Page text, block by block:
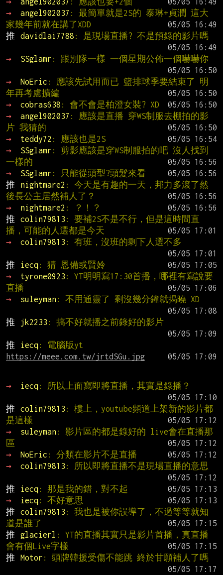
→
angel902037 : 最簡單就是2S的 泰琳+貞潤 這大
家幾年前就在講了XDD
推
davidlai7788 : 是現場直播? 不是預錄的影片嗎
→
SSglamr : 跟別隊一樣 一個星期公佈一個嚇嚇你
→
NoEric : 應該先試用而已 籃排球季要結束了 明
年再考慮擴編
→
cobras638 : 會不會是柏澄女裝? XD
→
angel902037 : 應該是直播 穿WS制服去棚拍的影
片 我猜的
→
teddy72 : 應該也是2S
→
SSglamr : 剪影應該是穿WS制服拍的吧 沒人找到
一樣的
→
SSglamr : 只能從頭型?頭髮來看
推
nightmare2 : 今天是有趣的一天，邦力多滾了然
後長公主居然補人了？
→
nightmare2 : ？！？
推
colin79813 : 要補2S不是不行，但是這時間直
播，可能的人選都是今天
→
colin79813 : 有班，沒班的剩下人選不多
推
iecq: 猜 恩備或賢姈
→
tyrone0923 : YT明明寫17:30首播，哪裡有寫說要
直播
→
suleyman: 不用通靈了 剩沒幾分鐘就揭曉 XD
推
jk2233 : 搞不好就播之前錄好的影片
推
iecq
https://meee.com.tw/jrtdSGu.jpg
→ iecq: 所以上面寫即將直播，其實是錄播？
推
colin79813 : 樓上，youtube頻道上架新的影片都
是這樣
→
suleyman: 影片區的都是錄好的 live會在直播那
區
→
NoEric : 分類在影片不是直播
→
colin79813 : 所以即將直播不是現場直播的意思
推
iecq: 那是我的錯，對不起
→
iecq: 不好意思
推
colin79813 : 我也是被你誤導了，不過等等就知
道是誰了
推
glacierl : YT的直播其實只是影片首播，真直播
會有個Live字樣
推
Motor : 頭牌韓援受傷不能跳 終於甘願補人了嗎